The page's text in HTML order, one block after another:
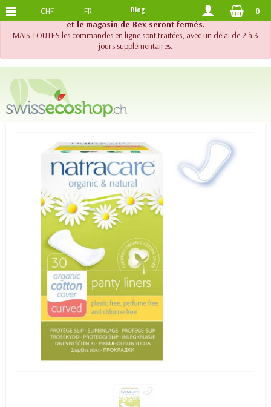
!! Important !! Jusqu'au 20 août 2026, le support téléphonique
et le magasin de Bex seront fermés.
MAIS TOUTES les commandes en ligne sont traitées, avec un délai de 2 à 3
jours supplémentaires.
PORTS OFFERTS DES 120.-
CHF FR Blog 0